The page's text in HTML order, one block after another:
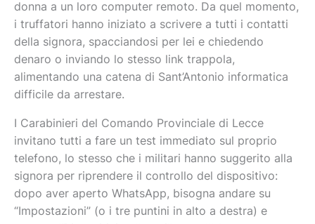
donna a un loro computer remoto. Da quel momento,
i truffatori hanno iniziato a scrivere a tutti i contatti
della signora, spacciandosi per lei e chiedendo
denaro o inviando lo stesso link trappola,
alimentando una catena di Sant’Antonio informatica
difficile da arrestare.
I Carabinieri del Comando Provinciale di Lecce
invitano tutti a fare un test immediato sul proprio
telefono, lo stesso che i militari hanno suggerito alla
signora per riprendere il controllo del dispositivo:
dopo aver aperto WhatsApp, bisogna andare su
“Impostazioni” (o i tre puntini in alto a destra) e